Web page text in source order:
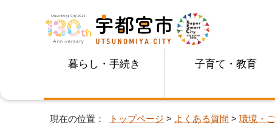
暮らし・手続き 子育て・教育
現在の位置： トップページ > よくある質問 > 環境・